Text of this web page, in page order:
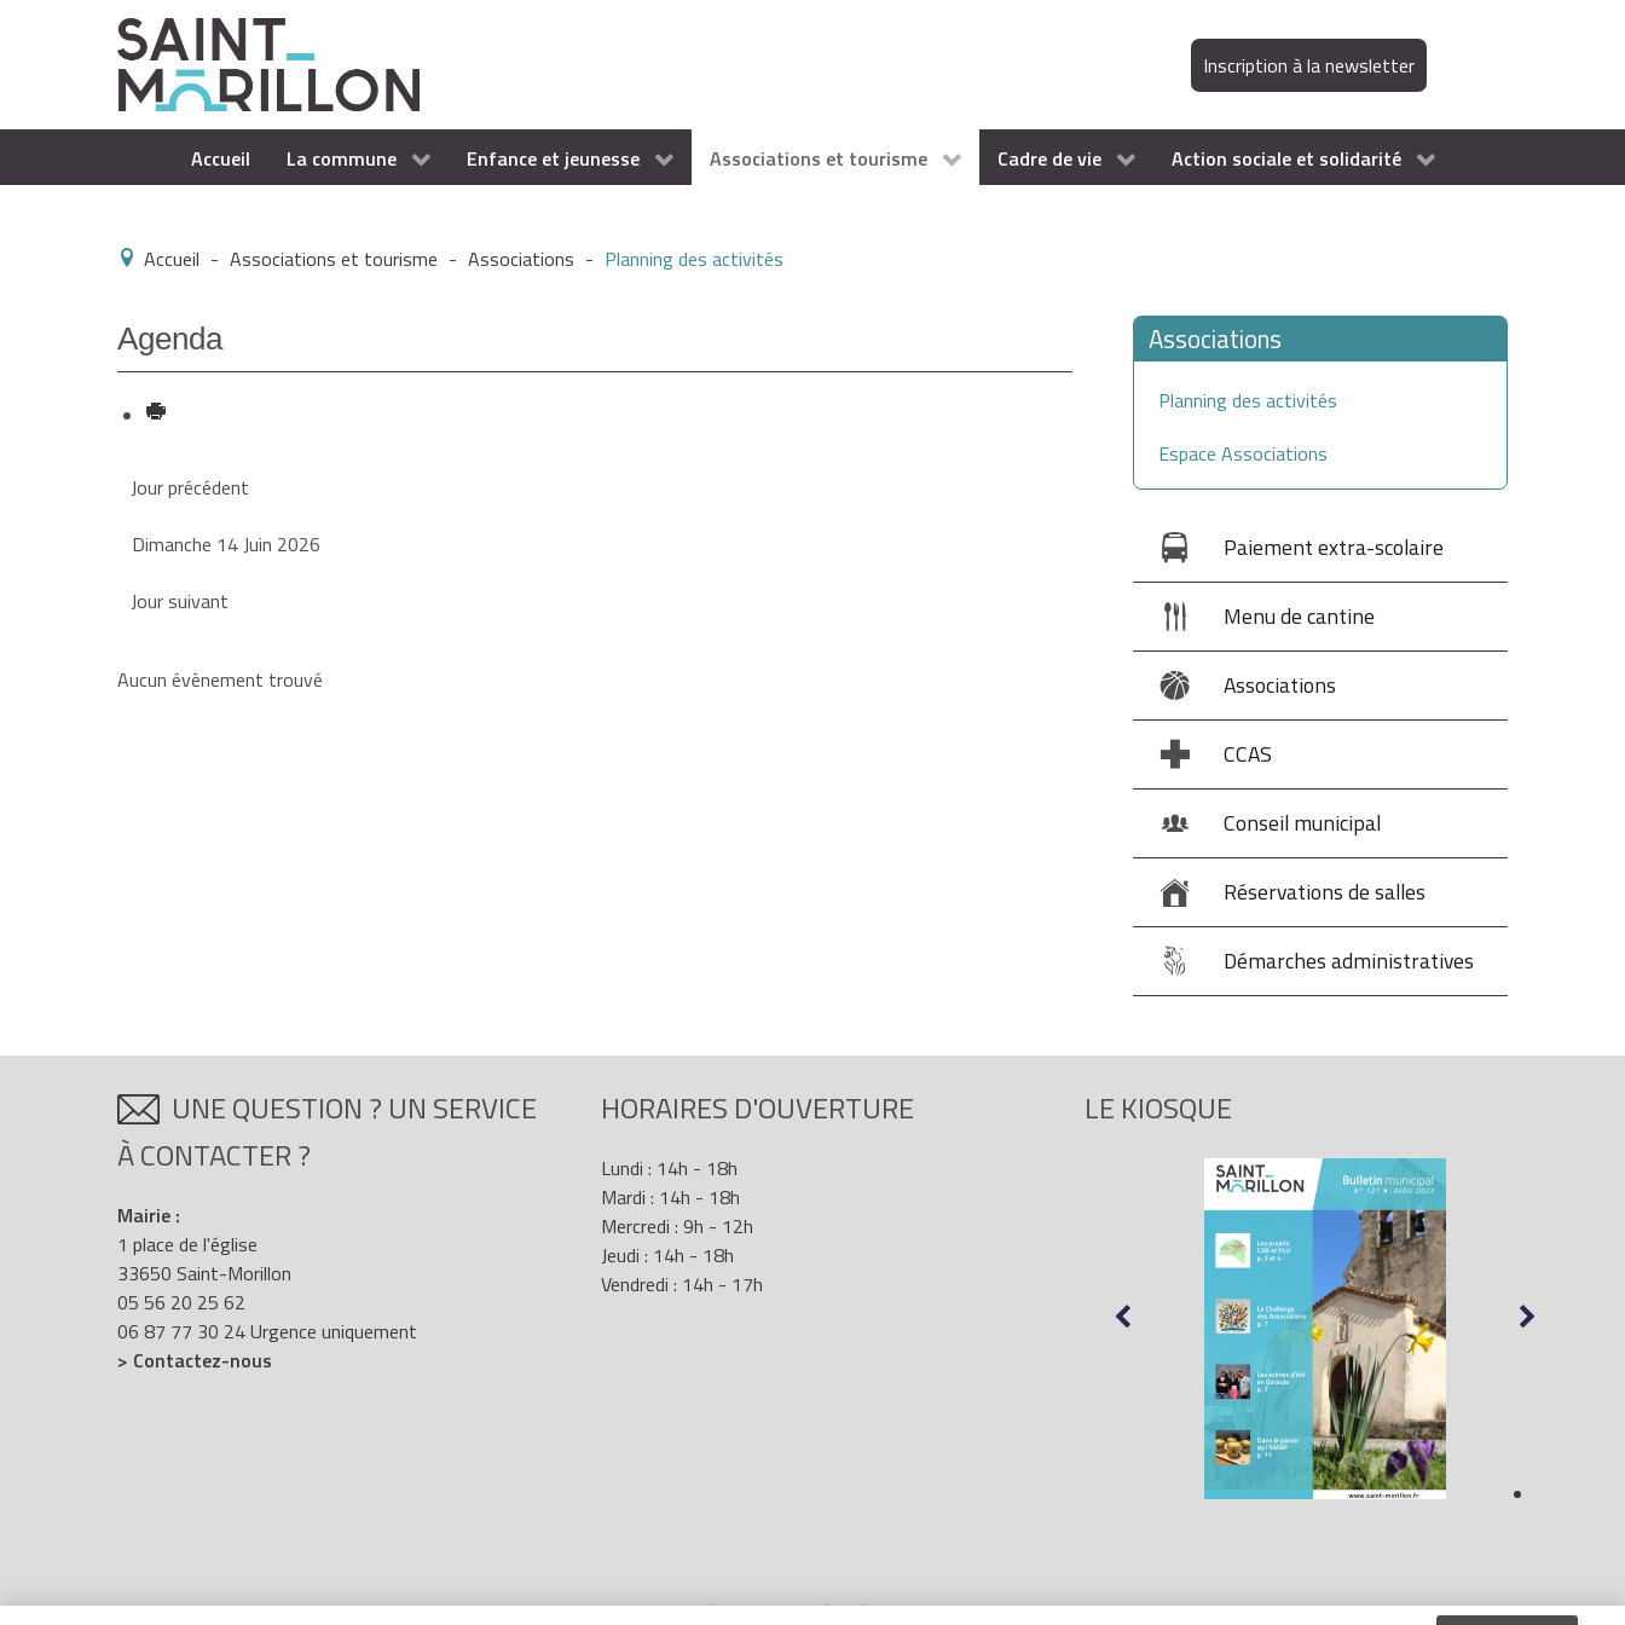
Inscription à la newsletter
Accueil La commune Enfance et jeunesse Associations et tourisme Cadre de vie Action sociale et solidarité
Accueil - Associations et tourisme - Associations - Planning des activités
Agenda
Jour précédent
Dimanche 14 Juin 2026
Jour suivant
Aucun évènement trouvé
Associations
Planning des activités
Espace Associations
Paiement extra-scolaire
Menu de cantine
Associations
CCAS
Conseil municipal
Réservations de salles
Démarches administratives
UNE QUESTION ? UN SERVICE
À CONTACTER ?
Mairie :
1 place de l'église
33650 Saint-Morillon
05 56 20 25 62
06 87 77 30 24 Urgence uniquement
> Contactez-nous
HORAIRES D'OUVERTURE
Lundi : 14h - 18h
Mardi : 14h - 18h
Mercredi : 9h - 12h
Jeudi : 14h - 18h
Vendredi : 14h - 17h
LE KIOSQUE
Mentions Légales- Site réalisé parLR Marketing